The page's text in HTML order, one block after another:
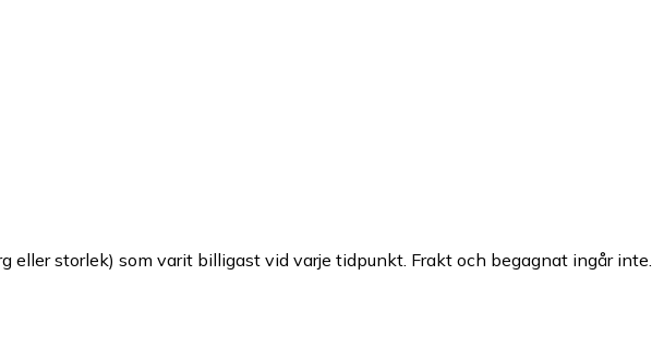
eller storlek) som varit billigast vid varje tidpunkt. Frakt och begagnat ingår inte.